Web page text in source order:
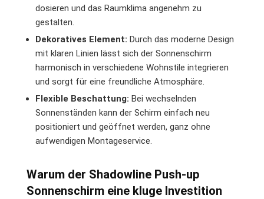
dosieren und das Raumklima angenehm zu
gestalten.
Dekoratives Element: Durch das moderne Design
mit klaren Linien lässt sich der Sonnenschirm
harmonisch in verschiedene Wohnstile integrieren
und sorgt für eine freundliche Atmosphäre.
Flexible Beschattung: Bei wechselnden
Sonnenständen kann der Schirm einfach neu
positioniert und geöffnet werden, ganz ohne
aufwendigen Montageservice.
Warum der Shadowline Push-up
Sonnenschirm eine kluge Investition